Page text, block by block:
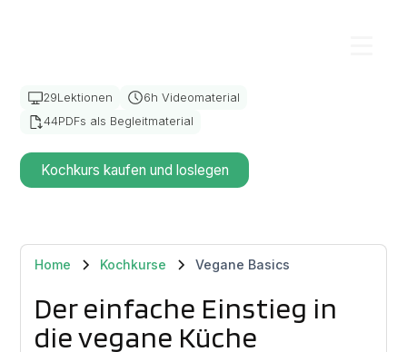
29Lektionen 6h Videomaterial
44PDFs als Begleitmaterial
Kochkurs kaufen und loslegen
Home Kochkurse Vegane Basics
Der einfache Einstieg in
die vegane Küche